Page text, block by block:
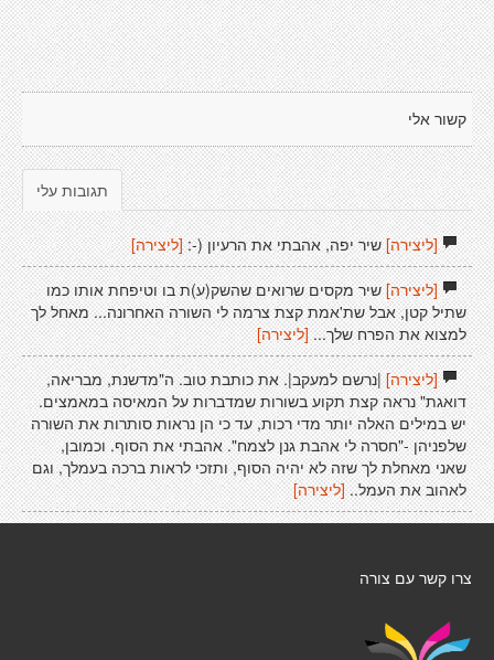
קשור אלי
תגובות עלי
[ליצירה]שיר יפה, אהבתי את הרעיון (-: [ליצירה]
[ליצירה]שיר מקסים שרואים שהשק(ע)ת בו וטיפחת אותו כמו
שתיל קטן, אבל שת'אמת קצת צרמה לי השורה האחרונה... מאחל לך
למצוא את הפרח שלך... [ליצירה]
[ליצירה]|נרשם למעקב|. את כותבת טוב. ה"מדשנת, מבריאה,
דואגת" נראה קצת תקוע בשורות שמדברות על המאיסה במאמצים.
יש במילים האלה יותר מדי רכות, עד כי הן נראות סותרות את השורה
שלפניהן -"חסרה לי אהבת גנן לצמח". אהבתי את הסוף. וכמובן,
שאני מאחלת לך שזה לא יהיה הסוף, ותזכי לראות ברכה בעמלך, וגם
לאהוב את העמל.. [ליצירה]
צרו קשר עם צורה